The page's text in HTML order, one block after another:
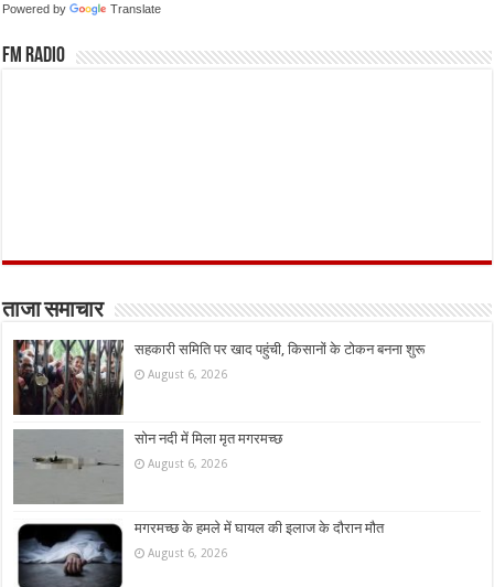
Powered by Translate
FM Radio
ताजा समाचार
सहकारी समिति पर खाद पहुंची, किसानों के टोकन बनना शुरू
August 6, 2026
सोन नदी में मिला मृत मगरमच्छ
August 6, 2026
मगरमच्छ के हमले में घायल की इलाज के दौरान मौत
August 6, 2026